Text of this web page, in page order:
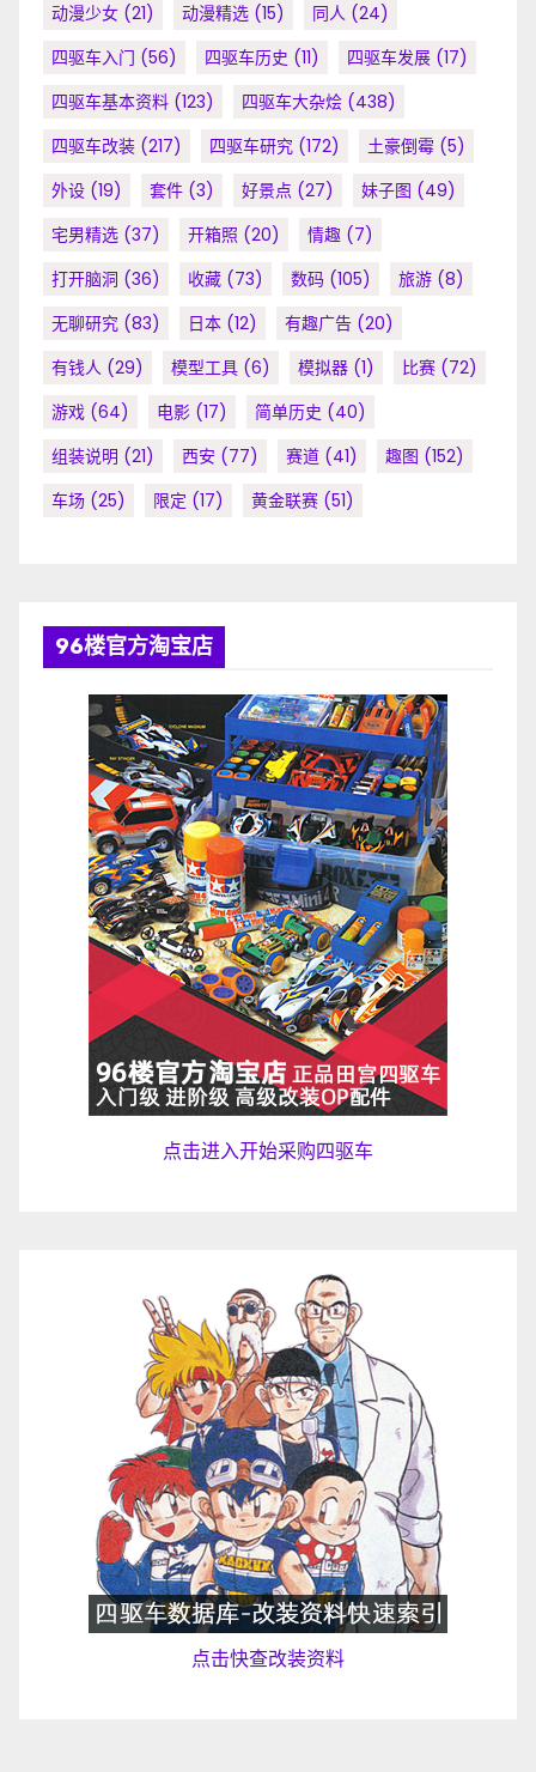
动漫少女 (21) 动漫精选 (15) 同人 (24)
四驱车入门 (56) 四驱车历史 (11) 四驱车发展 (17)
四驱车基本资料 (123) 四驱车大杂烩 (438)
四驱车改装 (217) 四驱车研究 (172) 土豪倒霉 (5)
外设 (19) 套件 (3) 好景点 (27) 妹子图 (49)
宅男精选 (37) 开箱照 (20) 情趣 (7)
打开脑洞 (36) 收藏 (73) 数码 (105) 旅游 (8)
无聊研究 (83) 日本 (12) 有趣广告 (20)
有钱人 (29) 模型工具 (6) 模拟器 (1) 比赛 (72)
游戏 (64) 电影 (17) 简单历史 (40)
组装说明 (21) 西安 (77) 赛道 (41) 趣图 (152)
车场 (25) 限定 (17) 黄金联赛 (51)
96楼官方淘宝店
点击进入开始采购四驱车
点击快查改装资料